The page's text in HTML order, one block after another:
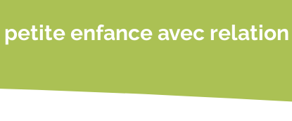
enfance avec